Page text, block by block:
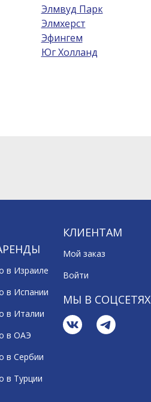
Элмвуд Парк
Элмхерст
Эфингем
Юг Холланд
в Израиле
в Испании
в Италии
в ОАЭ
в Сербии
в Турции
КЛИЕНТАМ
Мой заказ
Войти
МЫ В СОЦСЕТЯХ